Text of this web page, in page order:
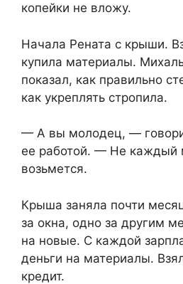
копейки не вложу.
Начала Рената с крыши.
купила материалы.
показал, как правильно
как укреплять стропила.
— А вы молодец, —
ее работой. — Не каждый
возьмется.
Крыша заняла почти
за окна, одно за другим
на новые. С каждой
деньги на материалы.
кредит.